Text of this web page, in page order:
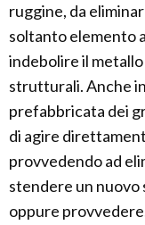
ruggine, da
soltanto elemento
indebolire il
strutturali. Anche
prefabbricata dei
di agire
provvedendo ad
stendere un
oppure